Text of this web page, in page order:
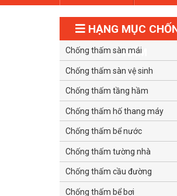
HẠNG MỤC
THẤM
Chống thấm sàn mái
Chống thấm sàn vệ sinh
Chống thấm tầng hầm
Chống thấm hố thang máy
Chống thấm bể nước
Chống thấm tường nhà
Chống thấm cầu đường
Chống thấm bể bơi